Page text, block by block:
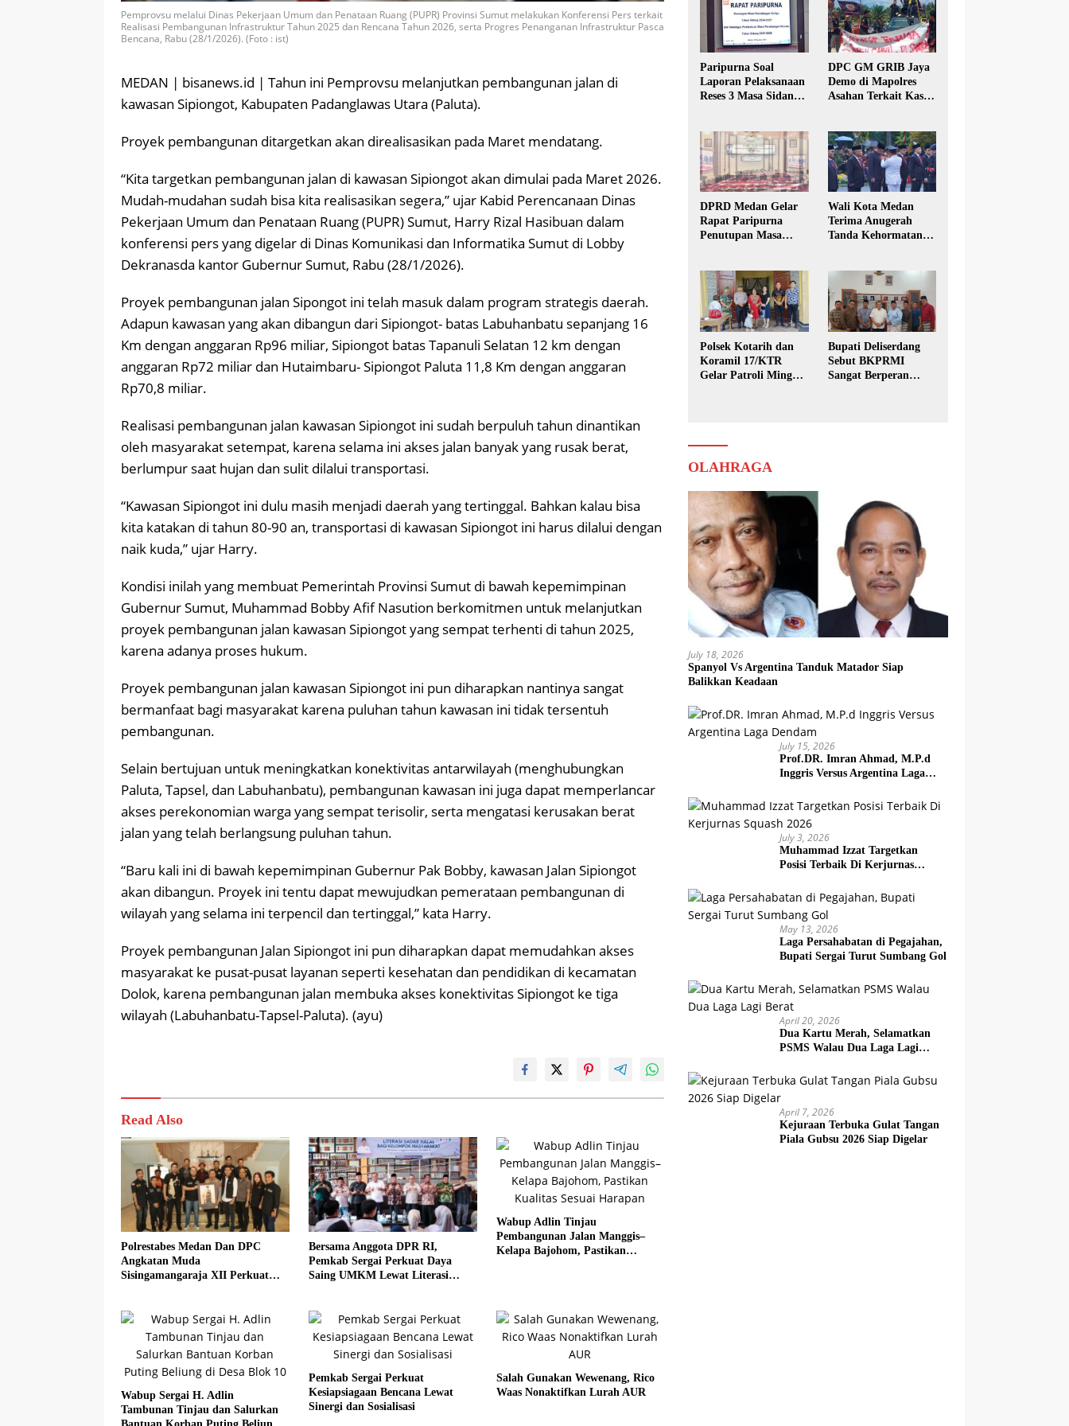
Pemprovsu melalui Dinas Pekerjaan Umum dan Penataan Ruang (PUPR) Provinsi Sumut melakukan Konferensi Pers terkait
Realisasi Pembangunan Infrastruktur Tahun 2025 dan Rencana Tahun 2026, serta Progres Penanganan Infrastruktur Pasca
Bencana, Rabu (28/1/2026). (Foto : ist)
MEDAN | bisanews.id | Tahun ini Pemprovsu melanjutkan pembangunan jalan di
kawasan Sipiongot, Kabupaten Padanglawas Utara (Paluta).
Proyek pembangunan ditargetkan akan direalisasikan pada Maret mendatang.
“Kita targetkan pembangunan jalan di kawasan Sipiongot akan dimulai pada Maret 2026.
Mudah-mudahan sudah bisa kita realisasikan segera,” ujar Kabid Perencanaan Dinas
Pekerjaan Umum dan Penataan Ruang (PUPR) Sumut, Harry Rizal Hasibuan dalam
konferensi pers yang digelar di Dinas Komunikasi dan Informatika Sumut di Lobby
Dekranasda kantor Gubernur Sumut, Rabu (28/1/2026).
Proyek pembangunan jalan Sipongot ini telah masuk dalam program strategis daerah.
Adapun kawasan yang akan dibangun dari Sipiongot- batas Labuhanbatu sepanjang 16
Km dengan anggaran Rp96 miliar, Sipiongot batas Tapanuli Selatan 12 km dengan
anggaran Rp72 miliar dan Hutaimbaru- Sipiongot Paluta 11,8 Km dengan anggaran
Rp70,8 miliar.
Realisasi pembangunan jalan kawasan Sipiongot ini sudah berpuluh tahun dinantikan
oleh masyarakat setempat, karena selama ini akses jalan banyak yang rusak berat,
berlumpur saat hujan dan sulit dilalui transportasi.
“Kawasan Sipiongot ini dulu masih menjadi daerah yang tertinggal. Bahkan kalau bisa
kita katakan di tahun 80-90 an, transportasi di kawasan Sipiongot ini harus dilalui dengan
naik kuda,” ujar Harry.
Kondisi inilah yang membuat Pemerintah Provinsi Sumut di bawah kepemimpinan
Gubernur Sumut, Muhammad Bobby Afif Nasution berkomitmen untuk melanjutkan
proyek pembangunan jalan kawasan Sipiongot yang sempat terhenti di tahun 2025,
karena adanya proses hukum.
Proyek pembangunan jalan kawasan Sipiongot ini pun diharapkan nantinya sangat
bermanfaat bagi masyarakat karena puluhan tahun kawasan ini tidak tersentuh
pembangunan.
Selain bertujuan untuk meningkatkan konektivitas antarwilayah (menghubungkan
Paluta, Tapsel, dan Labuhanbatu), pembangunan kawasan ini juga dapat memperlancar
akses perekonomian warga yang sempat terisolir, serta mengatasi kerusakan berat
jalan yang telah berlangsung puluhan tahun.
“Baru kali ini di bawah kepemimpinan Gubernur Pak Bobby, kawasan Jalan Sipiongot
akan dibangun. Proyek ini tentu dapat mewujudkan pemerataan pembangunan di
wilayah yang selama ini terpencil dan tertinggal,” kata Harry.
Proyek pembangunan Jalan Sipiongot ini pun diharapkan dapat memudahkan akses
masyarakat ke pusat-pusat layanan seperti kesehatan dan pendidikan di kecamatan
Dolok, karena pembangunan jalan membuka akses konektivitas Sipiongot ke tiga
wilayah (Labuhanbatu-Tapsel-Paluta). (ayu)
Read Also
Polrestabes Medan Dan DPC
Angkatan Muda
Sisingamangaraja XII Perkuat
Bersama Anggota DPR RI,
Pemkab Sergai Perkuat Daya
Saing UMKM Lewat Literasi
Wabup Adlin Tinjau
Pembangunan Jalan Manggis–
Kelapa Bajohom, Pastikan
Wabup Sergai H. Adlin
Tambunan Tinjau dan Salurkan
Pemkab Sergai Perkuat
Kesiapsiagaan Bencana Lewat
Sinergi dan Sosialisasi
Salah Gunakan Wewenang, Rico
Waas Nonaktifkan Lurah AUR
Paripurna Soal
Laporan Pelaksanaan
Reses 3 Masa Sidang
DPC GM GRIB Jaya
Demo di Mapolres
Asahan Terkait Kasus
DPRD Medan Gelar
Rapat Paripurna
Penutupan Masa
Wali Kota Medan
Terima Anugerah
Tanda Kehormatan
Polsek Kotarih dan
Koramil 17/KTR
Gelar Patroli Minggu
Bupati Deliserdang
Sebut BKPRMI
Sangat Berperan
OLAHRAGA
July 18, 2026
Spanyol Vs Argentina Tanduk Matador Siap
Balikkan Keadaan
July 15, 2026
Prof.DR. Imran Ahmad, M.P.d
Inggris Versus Argentina Laga
July 3, 2026
Muhammad Izzat Targetkan
Posisi Terbaik Di Kerjurnas
May 13, 2026
Laga Persahabatan di Pegajahan,
Bupati Sergai Turut Sumbang Gol
April 20, 2026
Dua Kartu Merah, Selamatkan
PSMS Walau Dua Laga Lagi
April 7, 2026
Kejuraan Terbuka Gulat Tangan
Piala Gubsu 2026 Siap Digelar